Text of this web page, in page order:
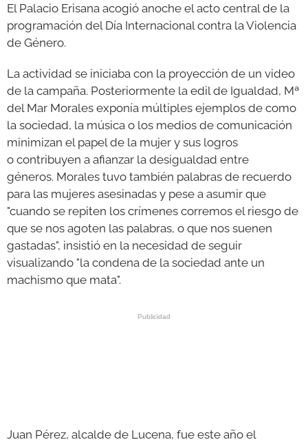
El Palacio Erisana acogió anoche el acto central de la
programación del Día Internacional contra la Violencia
de Género.
La actividad se iniciaba con la proyección de un video
de la campaña. Posteriormente la edil de Igualdad, Mª
del Mar Morales exponía múltiples ejemplos de como
la sociedad, la música o los medios de comunicación
minimizan el papel de la mujer y sus logros
o contribuyen a afianzar la desigualdad entre
géneros. Morales tuvo también palabras de recuerdo
para las mujeres asesinadas y pese a asumir que
"cuando se repiten los crímenes corremos el riesgo de
que se nos agoten las palabras, o que nos suenen
gastadas", insistió en la necesidad de seguir
visualizando "la condena de la sociedad ante un
machismo que mata".
Juan Pérez, alcalde de Lucena, fue este año el